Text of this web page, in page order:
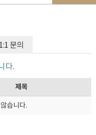
1:1 문의
다.
제목
습니다.